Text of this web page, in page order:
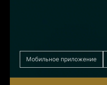
Мобильное приложение